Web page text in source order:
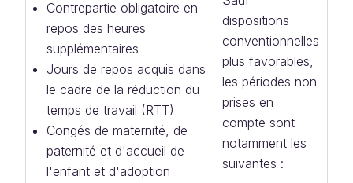
Contrepartie obligatoire en
repos des heures
supplémentaires
Jours de repos acquis dans
le cadre de la réduction du
temps de travail (RTT)
Congés de maternité, de
paternité et d'accueil de
l'enfant et d'adoption
dispositions
conventionnelles
plus favorables,
les périodes non
prises en
compte sont
notamment les
suivantes :